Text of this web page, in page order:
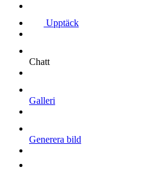
Upptäck
Chatt
Galleri
Generera bild